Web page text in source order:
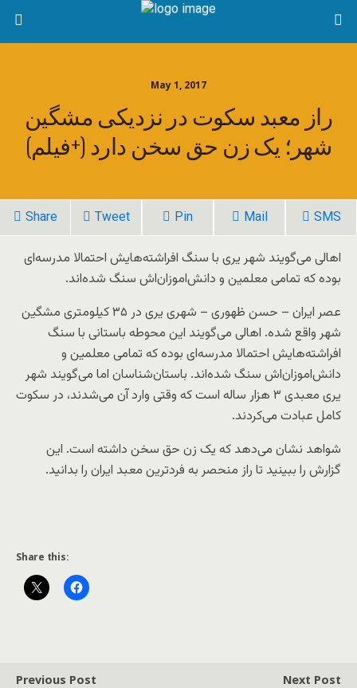
May 1, 2017
راز معبد سکوت در نزدیکی مشگین
شهر؛ یک زن حق سخن دارد (+فیلم)
Share Tweet Pin Mail SMS
اهالی می‌گویند شهر یری با سنگ افراشته‌هایش احتمالا مدرسه‌ای
بوده که تمامی معلمین و دانش‌اموزان‌اش سنگ شده‌اند.
عصر ایران – حسن ظهوری – شهری یری در ۳۵ کیلومتری مشگین
شهر واقع شده. اهالی می‌گویند این محوطه باستانی با سنگ
افراشته‌هایش احتمالا مدرسه‌ای بوده که تمامی معلمین و
دانش‌اموزان‌اش سنگ شده‌اند. باستان‌شناسان اما می‌گویند شهر
یری معبدی ۳ هزار ساله است که وقتی وارد آن می‌شدند، در سکوت
کامل عبادت می‌کردند.
شواهد نشان می‌دهد که یک زن حق سخن داشته است. این
گزارش را ببینید تا راز منحصر به فردترین معبد ایران را بدانید.
Share this:
Previous Post Next Post